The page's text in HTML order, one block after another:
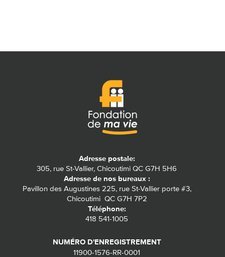
Adresse postale:
305, rue St-Vallier, Chicoutimi QC G7H 5H6
Adresse de nos bureaux :
Pavillon des Augustines 225, rue St-Vallier porte #3,
Chicoutimi QC G7H 7P2
Téléphone:
418 541-1005
NUMÉRO D'ENREGISTREMENT
11900-1576-RR-0001